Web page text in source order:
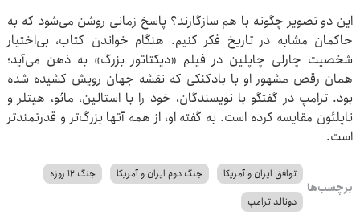
این دو تصویر چگونه با هم سازگارند؟ پاسخ زمانی روشن می‌شود که به
حاکمان مشابه در تاریخ فکر کنیم. هنگام خواندن کتاب، بی‌اختیار
شخصیت چارلی چاپلین در فیلم «دیکتاتور بزرگ» به ذهن می‌آید؛
همان رقص مشهور او با بادکنکی که نقشه جهان رویش کشیده شده
بود. ترامپ در گفتگو با نویسندگان، خود را با استالین، مائو، هیتلر و
ناپلئون مقایسه کرده است. به گفته او، از همه آتها بزرگ‌تر و قدرتمندتر
است.
برچسب‌ها
توافق ایران و آمریکا جنگ دوم ایران و آمریکا
جنگ ۱۲ روزه
دونالد ترامپ